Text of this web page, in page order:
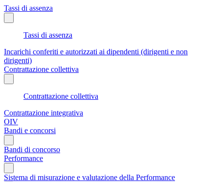
Tassi di assenza
Tassi di assenza
Incarichi conferiti e autorizzati ai dipendenti (dirigenti e non
dirigenti)
Contrattazione collettiva
Contrattazione collettiva
Contrattazione integrativa
OIV
Bandi e concorsi
Bandi di concorso
Performance
Sistema di misurazione e valutazione della Performance